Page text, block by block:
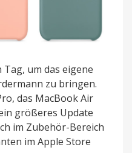
um das eigene
zu bringen.
das MacBook Air
größeres Update
im Zubehör-Bereich
im Apple Store